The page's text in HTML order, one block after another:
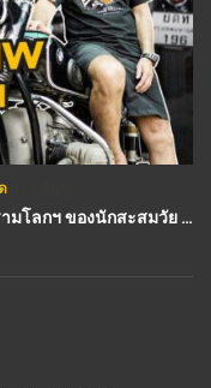
(คลิป) โกดังลับมอเตอร์ไซค์ BMW ยุคสงครามโลกฯ ของนักสะสมวัย 72 ปี Top 5 ของประเทศไทย